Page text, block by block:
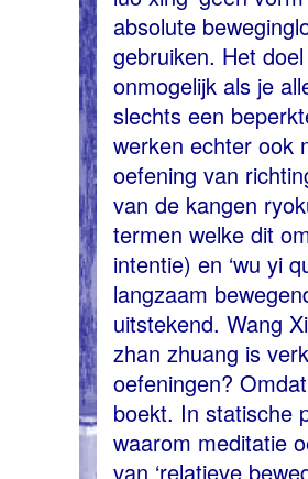
absolute
gebruiken. Het
onmogelijk als je
slechts een
werken echter ook
oefening van
van de kangen
termen welke dit
intentie) en ‘wu yi
langzaam
uitstekend. Wang
zhan zhuang is
oefeningen?
boekt. In statische
waarom meditatie
van ‘relatieve